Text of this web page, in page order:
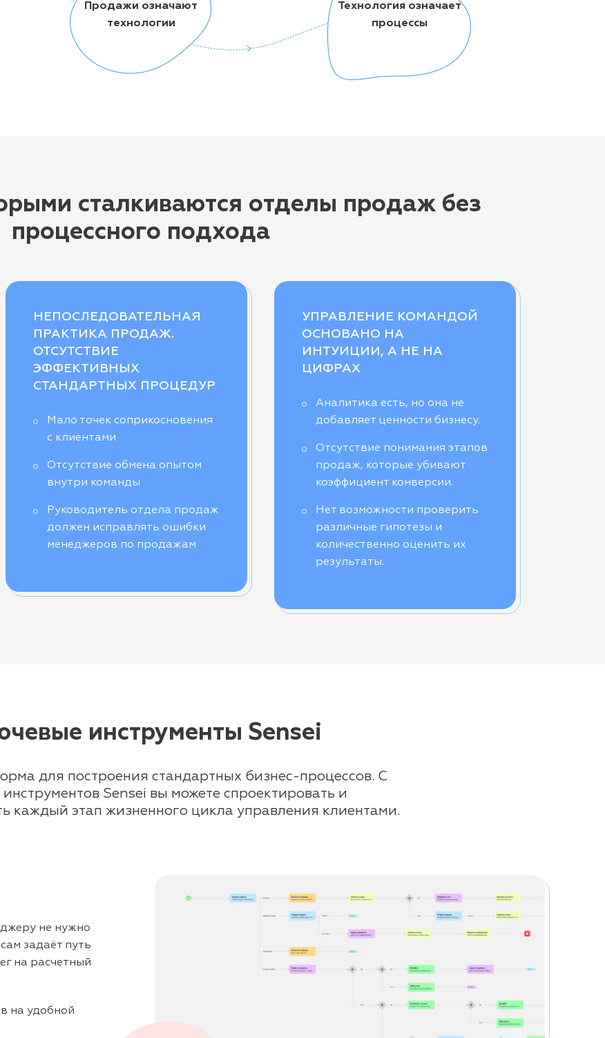
Продажи означают
технологии
Технология означает
процессы
сталкиваются отделы продаж без
процессного подхода
НЕПОСЛЕДОВАТЕЛЬНАЯ
ПРАКТИКА ПРОДАЖ.
ОТСУТСТВИЕ
ЭФФЕКТИВНЫХ
СТАНДАРТНЫХ ПРОЦЕДУР
Мало точек соприкосновения
с клиентами
Отсутствие обмена опытом
внутри команды
Руководитель отдела продаж
должен исправлять ошибки
менеджеров по продажам
УПРАВЛЕНИЕ КОМАНДОЙ
ОСНОВАНО НА
ИНТУИЦИИ, А НЕ НА
ЦИФРАХ
Аналитика есть, но она не
добавляет ценности бизнесу.
Отсутствие понимания этапов
продаж, которые убивают
коэффициент конверсии.
Нет возможности проверить
различные гипотезы и
количественно оценить их
результаты.
инструменты Sensei
для построения стандартных бизнес-процессов. С
Sensei вы можете спроектировать и
каждый этап жизненного цикла управления клиентами.
не нужно
задаёт путь
на расчетный
на удобной